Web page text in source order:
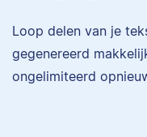
Loop delen van je
gegenereerd
ongelimiteerd